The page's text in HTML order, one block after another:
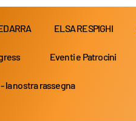
ELSA RESPIGHI
Eventi e Patrocini
- la nostra rassegna